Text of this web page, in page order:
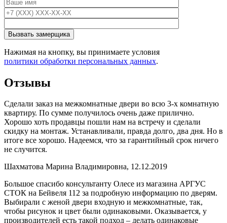
Нажимая на кнопку, вы принимаете условия
политики обработки персональных данных.
Отзывы
Сделали заказ на межкомнатные двери во всю 3-х комнатную
квартиру. По сумме получилось очень даже прилично.
Хорошо хоть продавцы пошли нам на встречу и сделали
скидку на монтаж. Устанавливали, правда долго, два дня. Но в
итоге все хорошо. Надеемся, что за гарантийный срок ничего
не случится.
Шахматова Марина Владимировна, 12.12.2019
Большое спасибо консультанту Олесе из магазина АРГУС
СТОК на Бейвеля 112 за подробную информацию по дверям.
Выбирали с женой двери входную и межкомнатные, так,
чтобы рисунок и цвет были одинаковыми. Оказывается, у
производителей есть такой подход – делать одинаковые